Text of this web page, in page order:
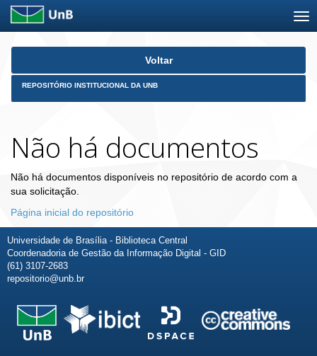
Skip
Voltar
REPOSITÓRIO INSTITUCIONAL DA UNB
Não há documentos
Não há documentos disponíveis no repositório de acordo com a
sua solicitação.
Página inicial do repositório
Universidade de Brasília - Biblioteca Central
Coordenadoria de Gestão da Informação Digital - GID
(61) 3107-2683
repositorio@unb.br